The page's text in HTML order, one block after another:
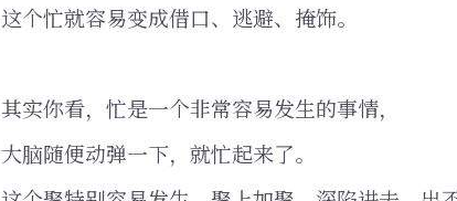
这个忙就容易变成借口、逃避、掩饰。
其实你看，忙是一个非常容易发生的事情，
大脑随便动弹一下，就忙起来了。